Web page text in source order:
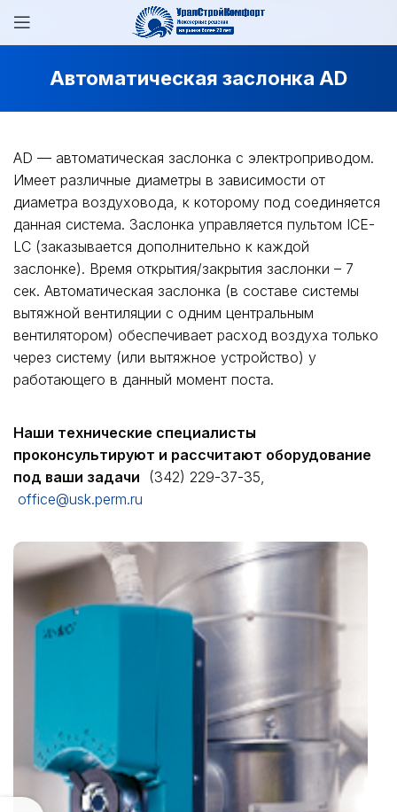
Автоматическая заслонка AD
AD — автоматическая заслонка с электроприводом.
Имеет различные диаметры в зависимости от
диаметра воздуховода, к которому под соединяется
данная система. Заслонка управляется пультом ICE-
LC (заказывается дополнительно к каждой
заслонке). Время открытия/закрытия заслонки – 7
сек. Автоматическая заслонка (в составе системы
вытяжной вентиляции с одним центральным
вентилятором) обеспечивает расход воздуха только
через систему (или вытяжное устройство) у
работающего в данный момент поста.
Наши технические специалисты
проконсультируют и рассчитают оборудование
под ваши задачи (342) 229-37-35,
office@usk.perm.ru